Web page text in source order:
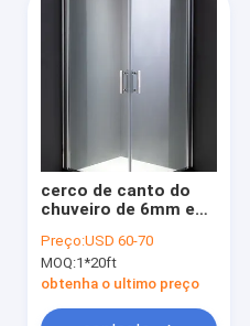
cerco de canto do
chuveiro de 6mm e
800x800x1900mm
Preço:USD 60-70
MOQ:1*20ft
obtenha o ultimo preço